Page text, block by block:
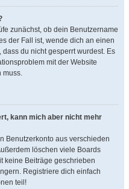
zunächst, ob dein Benutzername
der Fall ist, wende dich an einen
du nicht gesperrt wurdest. Es
mit der Website
muss.
kann mich aber nicht mehr
Benutzerkonto aus verschieden
löschen viele Boards
keine Beiträge geschrieben
Registriere dich einfach
teil!